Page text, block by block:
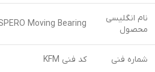
نام انگلیسی
محصول
Moving Bearing
شماره فنی كد فنی KFM